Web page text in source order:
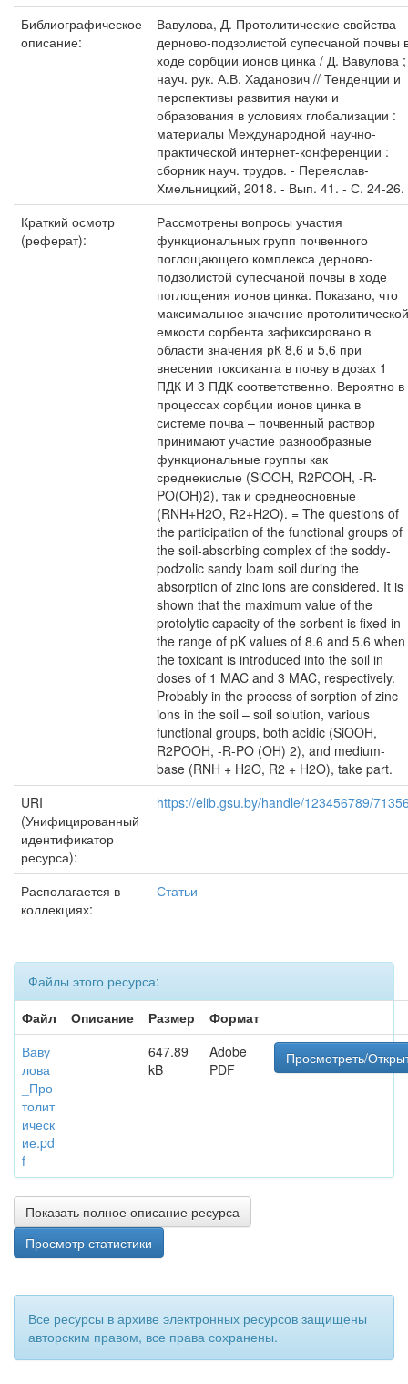
Библиографическое
описание:
Вавулова, Д. Протолитические свойства
дерново-подзолистой супесчаной почвы
ходе сорбции ионов цинка / Д. Вавулова ;
науч. рук. А.В. Хаданович // Тенденции и
перспективы развития науки и
образования в условиях глобализации :
материалы Международной научно-
практической интернет-конференции :
сборник науч. трудов. - Переяслав-
Хмельницкий, 2018. - Вып. 41. - С. 24-26.
Краткий осмотр
(реферат):
Рассмотрены вопросы участия
функциональных групп почвенного
поглощающего комплекса дерново-
подзолистой супесчаной почвы в ходе
поглощения ионов цинка. Показано, что
максимальное значение протолитической
емкости сорбента зафиксировано в
области значения рК 8,6 и 5,6 при
внесении токсиканта в почву в дозах 1
ПДК И 3 ПДК соответственно. Вероятно в
процессах сорбции ионов цинка в
системе почва – почвенный раствор
принимают участие разнообразные
функциональные группы как
среднекислые (SiOOH, R2POOH, -R-
PO(OH)2), так и среднеосновные
(RNH+H2O, R2+H2O). = The questions of
the participation of the functional groups of
the soil-absorbing complex of the soddy-
podzolic sandy loam soil during the
absorption of zinc ions are considered. It is
shown that the maximum value of the
protolytic capacity of the sorbent is fixed in
the range of pK values of 8.6 and 5.6 when
the toxicant is introduced into the soil in
doses of 1 MAC and 3 MAC, respectively.
Probably in the process of sorption of zinc
ions in the soil – soil solution, various
functional groups, both acidic (SiOOH,
R2POOH, -R-PO (OH) 2), and medium-
base (RNH + H2O, R2 + H2O), take part.
URI
(Унифицированный
идентификатор
ресурса):
https://elib.gsu.by/handle/123456789/
Располагается в
коллекциях:
Статьи
Файлы этого ресурса:
Файл
Описание Размер
Формат
Ваву
лова
_Про
толит
ическ
ие.pd
f
647.89
kB
Adobe
PDF
Просмотреть/
Показать полное описание ресурса
Просмотр статистики
Все ресурсы в архиве электронных ресурсов защищены
авторским правом, все права сохранены.